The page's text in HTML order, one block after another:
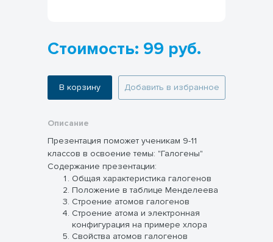
Стоимость: 99 руб.
В корзину Добавить в избранное
Описание
Презентация поможет ученикам 9-11
классов в освоение темы: "Галогены"
Содержание презентации:
Общая характеристика галогенов
Положение в таблице Менделеева
Строение атомов галогенов
Строение атома и электронная
конфигурация на примере хлора
Свойства атомов галогенов